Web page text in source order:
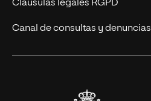
Ciencias de la Salud
Cláusulas legales RGPD
Canal de consultas y denuncias